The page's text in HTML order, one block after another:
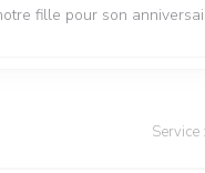
fille pour son
Service :